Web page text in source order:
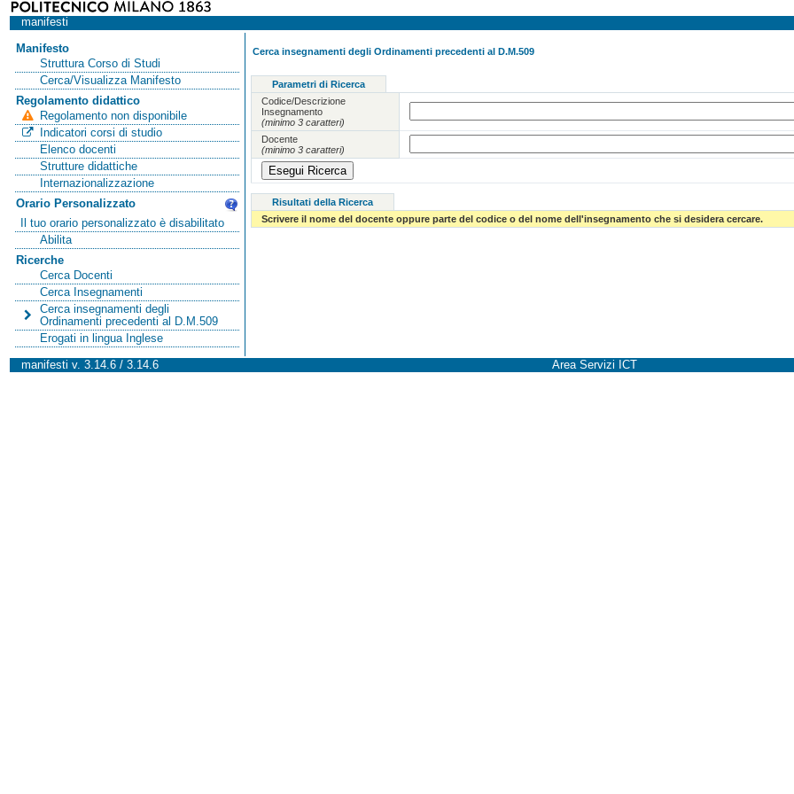
manifesti
Manifesto
Struttura Corso di Studi
Cerca/Visualizza Manifesto
Regolamento didattico
Regolamento non disponibile
Indicatori corsi di studio
Elenco docenti
Strutture didattiche
Internazionalizzazione
Orario Personalizzato
Il tuo orario personalizzato è disabilitato
Abilita
Ricerche
Cerca Docenti
Cerca Insegnamenti
Cerca insegnamenti degli
Ordinamenti precedenti al D.M.509
Erogati in lingua Inglese
Cerca insegnamenti degli Ordinamenti precedenti al D.M.509
Parametri di Ricerca
Codice/Descrizione
Insegnamento
(minimo 3 caratteri)
Docente
(minimo 3 caratteri)
Risultati della Ricerca
Scrivere il nome del docente oppure parte del codice o del nome dell'insegnamento che si desidera cercare.
manifesti v. 3.14.6 / 3.14.6 Area Servizi ICT